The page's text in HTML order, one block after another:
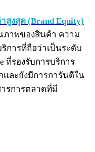
งสุด (Brand Equity)
าพของสินค้า ความ
การที่ถือว่าเป็นระดับ
ที่รองรับการบริการ
ละยังมีการการันตีใน
ารการตลาดที่มี